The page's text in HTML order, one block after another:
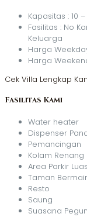
Kapasitas : 10
Fasilitas : No
Keluarga
Harga
Harga
Cek Villa Lengkap
Fasilitas Kami
Water heater
Dispenser
Pemancingan
Kolam Renang
Area Parkir Luas
Taman
Resto
Saung
Suasana